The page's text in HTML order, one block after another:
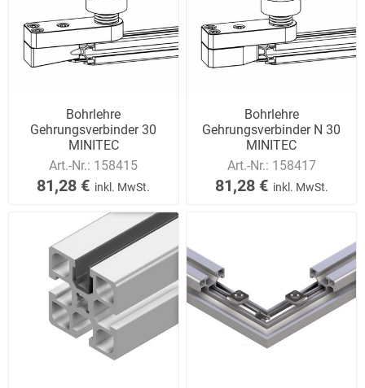
Bohrlehre
Gehrungsverbinder 30
MINITEC
Art.-Nr.: 158415
81,28 € inkl. MwSt.
Bohrlehre
Gehrungsverbinder N 30
MINITEC
Art.-Nr.: 158417
81,28 € inkl. MwSt.